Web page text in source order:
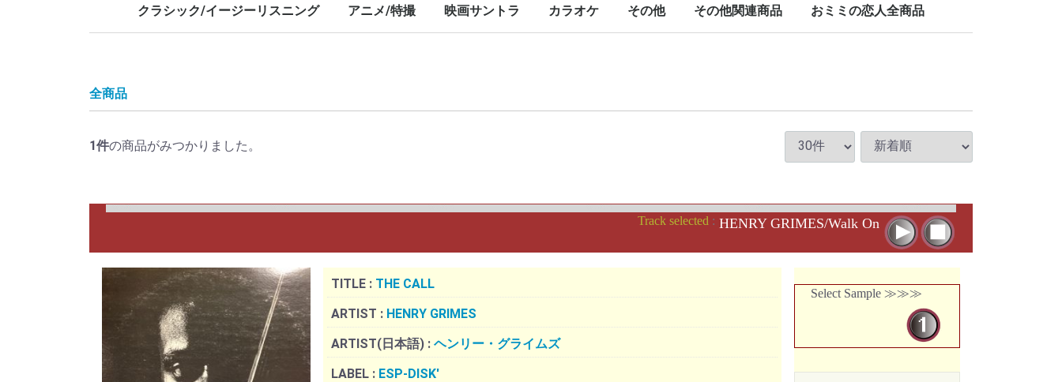
LP/12inch/10inch
7inch LP/12inch/10inch
7inch LP/12inch/10inch
7inch LP/12inch/10inch
7inch LP/12inch/10inch
7inch
クラシック/イージーリスニング アニメ/特撮 映画サントラ カラオケ その他 その他関連商品 おミミの恋人全商品
全商品
1件の商品がみつかりました。
Track selected : HENRY GRIMES/Walk On
TITLE : THE CALL
ARTIST : HENRY GRIMES
ARTIST(日本語) : ヘンリー・グライムズ
LABEL : ESP-DISK'
Select Sample ≫≫≫